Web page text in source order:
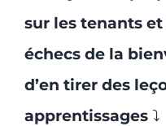
sur les tenants
échecs de la
d’en tirer des
apprentissages⤵️